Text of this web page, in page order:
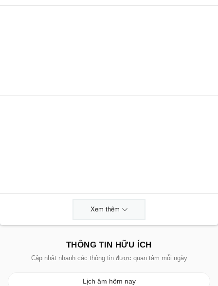
Xem thêm
THÔNG TIN HỮU ÍCH
Cập nhật nhanh các thông tin được quan tâm mỗi ngày
Lịch âm hôm nay